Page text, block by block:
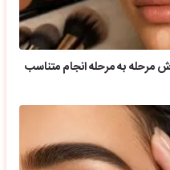
مرحله به مرحله انجام متناسب